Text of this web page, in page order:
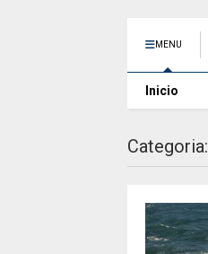
MENU
Inicio
Categoria: